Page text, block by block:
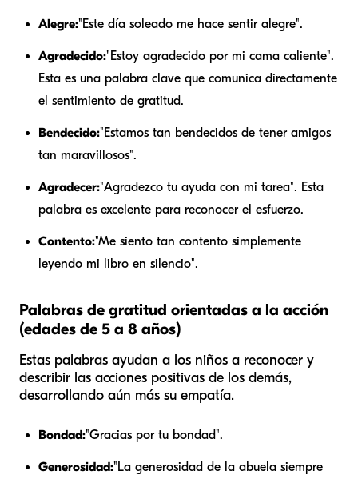
Alegre:"Este día soleado me hace sentir alegre".
Agradecido:"Estoy agradecido por mi cama caliente".
Esta es una palabra clave que comunica directamente
el sentimiento de gratitud.
Bendecido:"Estamos tan bendecidos de tener amigos
tan maravillosos".
Agradecer:"Agradezco tu ayuda con mi tarea". Esta
palabra es excelente para reconocer el esfuerzo.
Contento:"Me siento tan contento simplemente
leyendo mi libro en silencio".
Palabras de gratitud orientadas a la acción
(edades de 5 a 8 años)
Estas palabras ayudan a los niños a reconocer y
describir las acciones positivas de los demás,
desarrollando aún más su empatía.
Bondad:"Gracias por tu bondad".
Generosidad:"La generosidad de la abuela siempre